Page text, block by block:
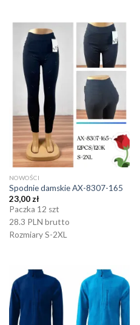
NOWOŚCI
Spodnie damskie AX-8307-165
23,00zł
Paczka 12 szt
28.3 PLN brutto
Rozmiary S-2XL